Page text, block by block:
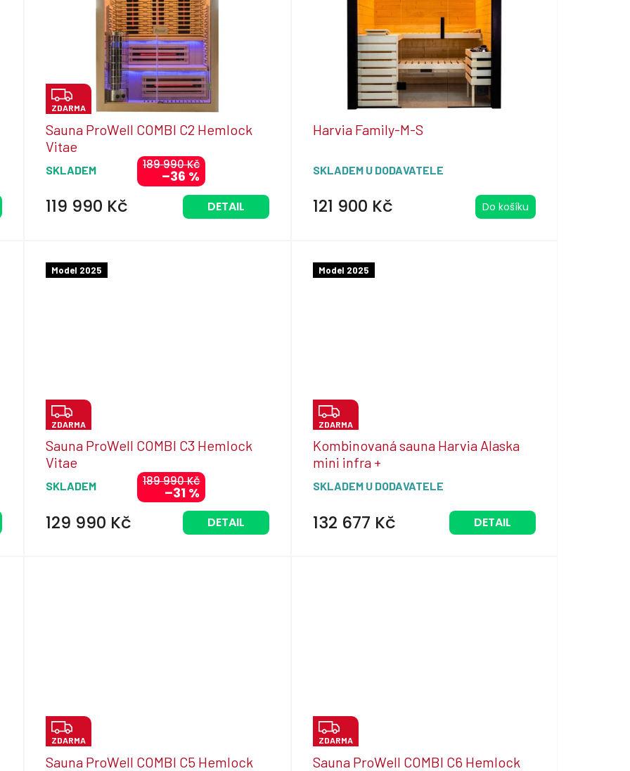
Z
D
A
R
M
A
ZDARMA
189 990 Kč
–36 %
Sauna ProWell COMBI C2 Hemlock
Vitae
SKLADEM
119 990 Kč DETAIL
Harvia Family-M-S
SKLADEM U DODAVATELE
121 900 Kč Do košíku
Model 2025
Z
D
A
R
M
A
ZDARMA
189 990 Kč
–31 %
Sauna ProWell COMBI C3 Hemlock
Vitae
SKLADEM
129 990 Kč DETAIL
Model 2025
Z
D
A
R
M
A
ZDARMA
Kombinovaná sauna Harvia Alaska
mini infra +
SKLADEM U DODAVATELE
132 677 Kč DETAIL
Z
D
ZDARMA
Sauna ProWell COMBI C5 Hemlock
Z
D
ZDARMA
Sauna ProWell COMBI C6 Hemlock